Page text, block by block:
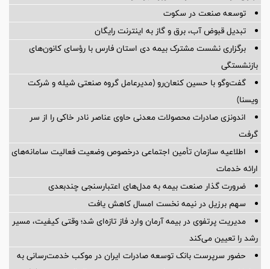
توسعه صنعت در سکوت
تبدیل قبوض آب، برق و گاز به اینترنت رایگان
برگزاری نشست مشترک بیمه دی استان فارس با رؤسای کانون‌های
بازنشستگی
گفت‌وگو با حسین كنعان‌رو (مدیرعامل گروه صنعتی شیله و شركت
ویسنا)
اندونزی صادرات محصولات معدنی حاوی عناصر نادر خاکی را از سر
گرفت
اطلاعیه سازمان تأمین اجتماعی درخصوص وضعیت فعالیت سامانه‌های
ارائه خدمات
ضرورت گذار صنعت بیمه به مدل‌های اعتبارسنجی چندبعدی
سهم برزیل در نیمه نخست امسال کاهش یافت
مدیریت پرتفوی در بیمه آرمان وارد فاز تازه‌ای شد؛ وقتی کیفیت، مسیر
رشد را تعیین می‌کند
حضور سرپرست بانک توسعه صادرات ایران در موکب خدمت‌رسانی به